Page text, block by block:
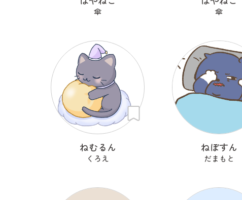
傘 傘
ねむるん
くろえ
ねぼすん
だまもと